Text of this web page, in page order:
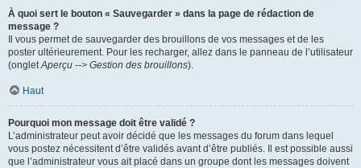
À quoi sert le bouton « Sauvegarder » dans la page de rédaction de
message ?
Il vous permet de sauvegarder des brouillons de vos messages et de les
poster ultérieurement. Pour les recharger, allez dans le panneau de l’utilisateur
(ongletAperçu --> Gestion des brouillons).
Haut
Pourquoi mon message doit être validé ?
L’administrateur peut avoir décidé que les messages du forum dans lequel
vous postez nécessitent d’être validés avant d’être publiés. Il est possible aussi
que l’administrateur vous ait placé dans un groupe dont les messages doivent